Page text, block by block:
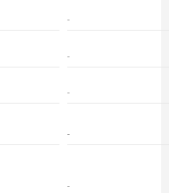
-
-
-
-
-